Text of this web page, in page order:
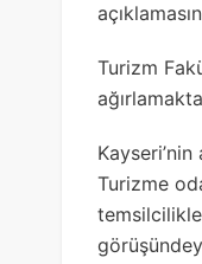
Turizm
Turizme